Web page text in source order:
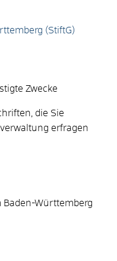
(StiftG)
Zwecke
die Sie
erfragen
Württemberg